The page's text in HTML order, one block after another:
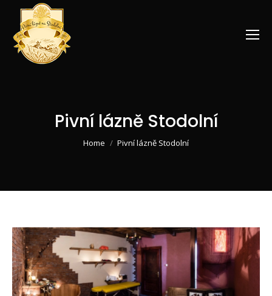
Pivní lázně Stodolní
You are here:
Home Pivní lázně Stodolní